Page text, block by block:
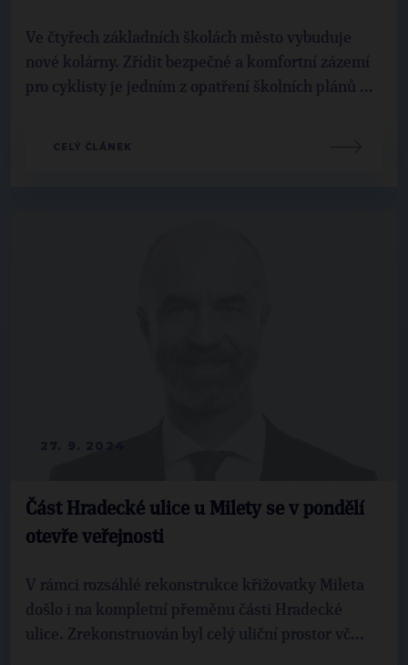
Ve čtyřech základních školách město vybuduje
nové kolárny. Zřídit bezpečné a komfortní zázemí
pro cyklisty je jedním z opatření školních plánů ...
CELÝ ČLÁNEK
Část Hradecké ulice u Milety se v pondělí
otevře veřejnosti
V rámci rozsáhlé rekonstrukce křižovatky Mileta
došlo i na kompletní přeměnu části Hradecké
ulice. Zrekonstruován byl celý uliční prostor vč...